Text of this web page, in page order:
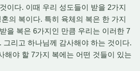
이다. 이때 우리 성도들이 받을 2가지
의 복이다. 특히 육체의 복은 한 가지
을 복은 6가지인 만큼 우리는 이러한 7
그리고 하나님께 감사해야 하는 것이다.
해야 할 7가지 복에는 어떤 것들이 있는